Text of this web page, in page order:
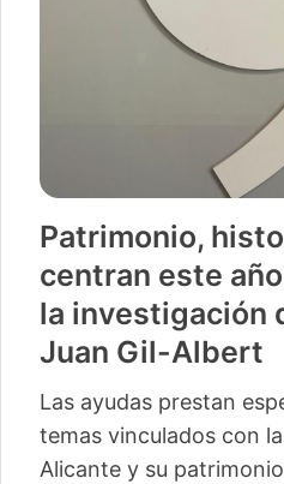
Patrimonio,
centran este
la investigación
Juan Gil-Albert
Las ayudas prestan
temas vinculados con
Alicante y su